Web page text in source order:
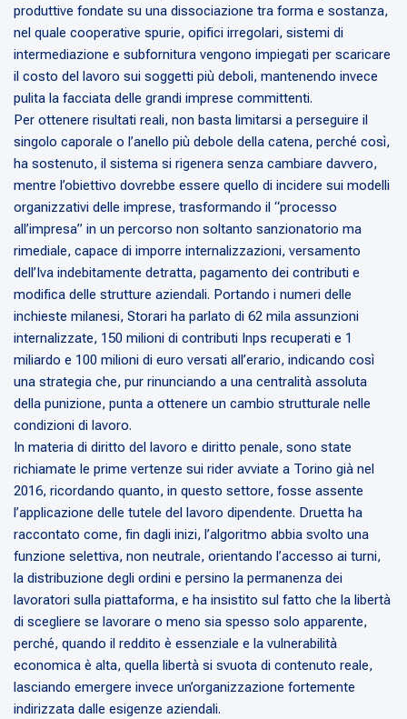
produttive fondate su una dissociazione tra forma e sostanza,
nel quale cooperative spurie, opifici irregolari, sistemi di
intermediazione e subfornitura vengono impiegati per scaricare
il costo del lavoro sui soggetti più deboli, mantenendo invece
pulita la facciata delle grandi imprese committenti.
Per ottenere risultati reali, non basta limitarsi a perseguire il
singolo caporale o l’anello più debole della catena, perché così,
ha sostenuto, il sistema si rigenera senza cambiare davvero,
mentre l’obiettivo dovrebbe essere quello di incidere sui modelli
organizzativi delle imprese, trasformando il “processo
all’impresa” in un percorso non soltanto sanzionatorio ma
rimediale, capace di imporre internalizzazioni, versamento
dell’Iva indebitamente detratta, pagamento dei contributi e
modifica delle strutture aziendali. Portando i numeri delle
inchieste milanesi, Storari ha parlato di 62 mila assunzioni
internalizzate, 150 milioni di contributi Inps recuperati e 1
miliardo e 100 milioni di euro versati all’erario, indicando così
una strategia che, pur rinunciando a una centralità assoluta
della punizione, punta a ottenere un cambio strutturale nelle
condizioni di lavoro.
In materia di diritto del lavoro e diritto penale, sono state
richiamate le prime vertenze sui rider avviate a Torino già nel
2016, ricordando quanto, in questo settore, fosse assente
l’applicazione delle tutele del lavoro dipendente. Druetta ha
raccontato come, fin dagli inizi, l’algoritmo abbia svolto una
funzione selettiva, non neutrale, orientando l’accesso ai turni,
la distribuzione degli ordini e persino la permanenza dei
lavoratori sulla piattaforma, e ha insistito sul fatto che la libertà
di scegliere se lavorare o meno sia spesso solo apparente,
perché, quando il reddito è essenziale e la vulnerabilità
economica è alta, quella libertà si svuota di contenuto reale,
lasciando emergere invece un’organizzazione fortemente
indirizzata dalle esigenze aziendali.